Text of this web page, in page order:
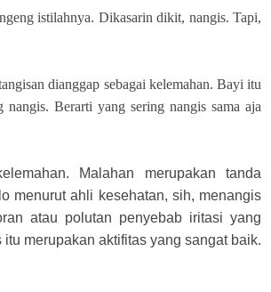
istilahnya. Dikasarin dikit, nangis. Tapi,
dianggap sebagai kelemahan. Bayi itu
Berarti yang sering nangis sama aja
Malahan merupakan tanda
menurut ahli kesehatan, sih, menangis
atau polutan penyebab iritasi yang
merupakan aktifitas yang sangat baik.